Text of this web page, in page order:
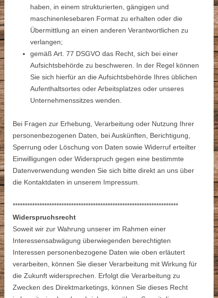
haben, in einem strukturierten, gängigen und
maschinenlesebaren Format zu erhalten oder die
Übermittlung an einen anderen Verantwortlichen zu
verlangen;
gemäß Art. 77 DSGVO das Recht, sich bei einer
Aufsichtsbehörde zu beschweren. In der Regel können
Sie sich hierfür an die Aufsichtsbehörde Ihres üblichen
Aufenthaltsortes oder Arbeitsplatzes oder unseres
Unternehmenssitzes wenden.
Bei Fragen zur Erhebung, Verarbeitung oder Nutzung Ihrer
personenbezogenen Daten, bei Auskünften, Berichtigung,
Sperrung oder Löschung von Daten sowie Widerruf erteilter
Einwilligungen oder Widerspruch gegen eine bestimmte
Datenverwendung wenden Sie sich bitte direkt an uns über
die Kontaktdaten in unserem Impressum.
********************************************************************
Widerspruchsrecht
Soweit wir zur Wahrung unserer im Rahmen einer
Interessensabwägung überwiegenden berechtigten
Interessen personenbezogene Daten wie oben erläutert
verarbeiten, können Sie dieser Verarbeitung mit Wirkung für
die Zukunft widersprechen. Erfolgt die Verarbeitung zu
Zwecken des Direktmarketings, können Sie dieses Recht